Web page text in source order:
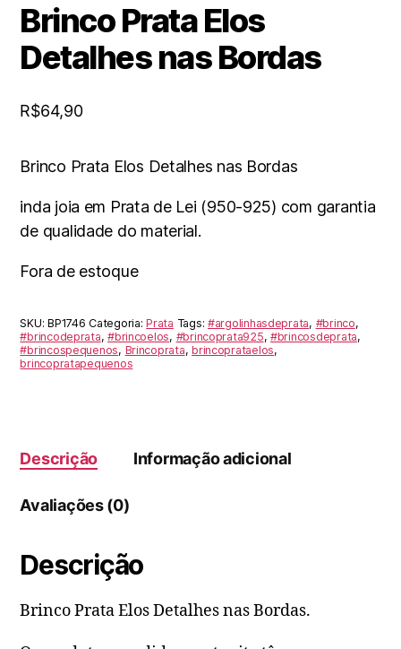
Brinco Prata Elos
Detalhes nas Bordas
R$64,90
Brinco Prata Elos Detalhes nas Bordas
inda joia em Prata de Lei (950-925) com garantia
de qualidade do material.
Fora de estoque
SKU:BP1746 Categoria:Prata Tags: #argolinhasdeprata, #brinco,
#brincodeprata,#brincoelos, #brincoprata925,#brincosdeprata,
#brincospequenos, Brincoprata,brincoprataelos,
brincopratapequenos
Descrição Informação adicional
Avaliações (0)
Descrição
Brinco Prata Elos Detalhes nas Bordas.